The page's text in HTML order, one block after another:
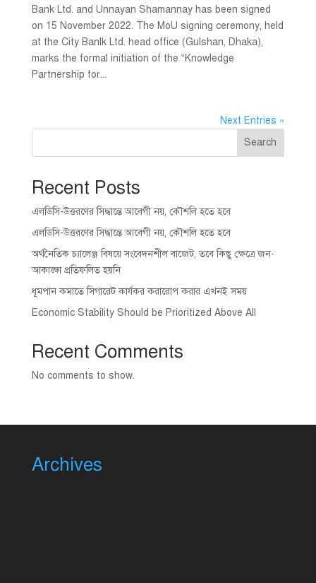
Bank Ltd. and Unnayan Shamannay has been signed
on 15 November 2022. The MoU signing ceremony, held
at the City Banlk Ltd. head office (Gulshan, Dhaka),
marks the formal initiation of the “Knowledge
Partnership for...
Next Entries »
Search
Recent Posts
এলডিসি-উত্তরণের সিদ্ধান্তে আবেগী নয়, কৌশলি হতে হবে
এলডিসি-উত্তরণের সিদ্ধান্তে আবেগী নয়, কৌশলি হতে হবে
অর্থনৈতিক চ্যালেঞ্জ বিষয়ে সংবেদনশীল বাজেট, তবে কিছু ক্ষেত্রে জন-
আকাঙ্ক্ষা প্রতিফলিত হয়নি
ধূমপান কমাতে সিগারেট কার্যকর করারোপ করার এখনই সময়
Economic Stability Should be Prioritized Above All
Recent Comments
No comments to show.
Archives